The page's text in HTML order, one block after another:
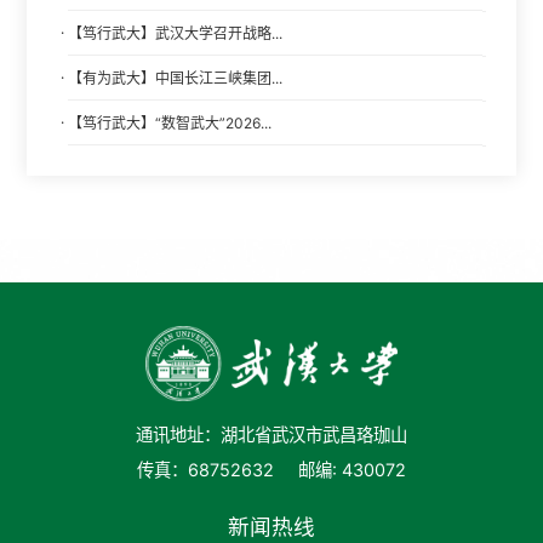
· 【笃行武大】武汉大学召开战略...
· 【有为武大】中国长江三峡集团...
· 【笃行武大】“数智武大”2026...
通讯地址：湖北省武汉市武昌珞珈山
传真：68752632
邮编: 430072
新闻热线